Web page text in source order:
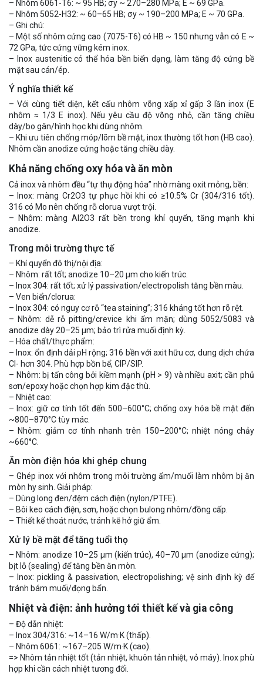
– Nhôm 6061-T6: ~ 95 HB; σy ~ 270–280 MPa; E ~ 69 GPa.
– Nhôm 5052-H32: ~ 60–65 HB; σy ~ 190–200 MPa; E ~ 70 GPa.
– Ghi chú:
– Một số nhôm cứng cao (7075-T6) có HB ~ 150 nhưng vẫn có E ~
72 GPa, tức cứng vững kém inox.
– Inox austenitic có thể hóa bền biến dạng, làm tăng độ cứng bề
mặt sau cán/ép.
Ý nghĩa thiết kế
– Với cùng tiết diện, kết cấu nhôm võng xấp xỉ gấp 3 lần inox (E
nhôm ≈ 1/3 E inox). Nếu yêu cầu độ võng nhỏ, cần tăng chiều
dày/bo gân/hình học khi dùng nhôm.
– Khi ưu tiên chống móp/lõm bề mặt, inox thường tốt hơn (HB cao).
Nhôm cần anodize cứng hoặc tăng chiều dày.
Khả năng chống oxy hóa và ăn mòn
Cả inox và nhôm đều “tự thụ động hóa” nhờ màng oxit mỏng, bền:
– Inox: màng Cr2O3 tự phục hồi khi có ≥10.5% Cr (304/316 tốt).
316 có Mo nên chống rỗ clorua vượt trội.
– Nhôm: màng Al2O3 rất bền trong khí quyển, tăng mạnh khi
anodize.
Trong môi trường thực tế
– Khí quyển đô thị/nội địa:
– Nhôm: rất tốt; anodize 10–20 µm cho kiến trúc.
– Inox 304: rất tốt; xử lý passivation/electropolish tăng bền màu.
– Ven biển/clorua:
– Inox 304: có nguy cơ rỗ “tea staining”; 316 kháng tốt hơn rõ rệt.
– Nhôm: dễ rỗ pitting/crevice khi ẩm mặn; dùng 5052/5083 và
anodize dày 20–25 µm; bảo trì rửa muối định kỳ.
– Hóa chất/thực phẩm:
– Inox: ổn định dải pH rộng; 316 bền với axit hữu cơ, dung dịch chứa
Cl- hơn 304. Phù hợp bồn bể, CIP/SIP.
– Nhôm: bị tấn công bởi kiềm mạnh (pH > 9) và nhiều axit; cần phủ
sơn/epoxy hoặc chọn hợp kim đặc thù.
– Nhiệt cao:
– Inox: giữ cơ tính tốt đến 500–600°C; chống oxy hóa bề mặt đến
~800–870°C tùy mác.
– Nhôm: giảm cơ tính nhanh trên 150–200°C; nhiệt nóng chảy
~660°C.
Ăn mòn điện hóa khi ghép chung
– Ghép inox với nhôm trong môi trường ẩm/muối làm nhôm bị ăn
mòn hy sinh. Giải pháp:
– Dùng long đen/đệm cách điện (nylon/PTFE).
– Bôi keo cách điện, sơn, hoặc chọn bulong nhôm/đồng cấp.
– Thiết kế thoát nước, tránh kẽ hở giữ ẩm.
Xử lý bề mặt để tăng tuổi thọ
– Nhôm: anodize 10–25 µm (kiến trúc), 40–70 µm (anodize cứng);
bịt lỗ (sealing) để tăng bền ăn mòn.
– Inox: pickling & passivation, electropolishing; vệ sinh định kỳ để
tránh bám muối/đọng bẩn.
Nhiệt và điện: ảnh hưởng tới thiết kế và gia công
– Độ dẫn nhiệt:
– Inox 304/316: ~14–16 W/m·K (thấp).
– Nhôm 6061: ~167–205 W/m·K (cao).
=> Nhôm tản nhiệt tốt (tản nhiệt, khuôn tản nhiệt, vỏ máy). Inox phù
hợp khi cần cách nhiệt tương đối.